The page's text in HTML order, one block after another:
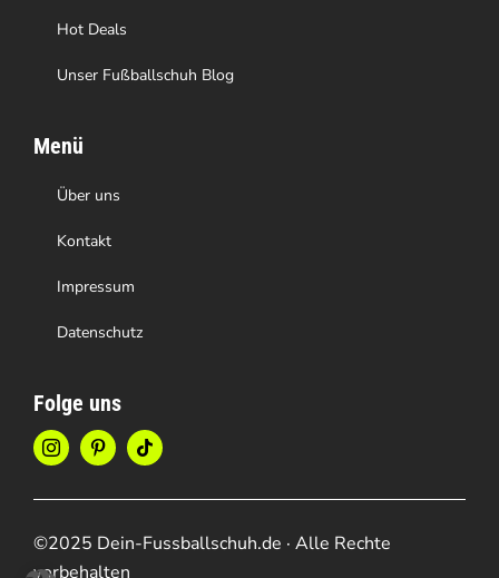
werden
Hot Deals
Unser Fußballschuh Blog
Menü
Über uns
Kontakt
Impressum
Datenschutz
Folge uns
©2025 Dein-Fussballschuh.de · Alle Rechte
vorbehalten